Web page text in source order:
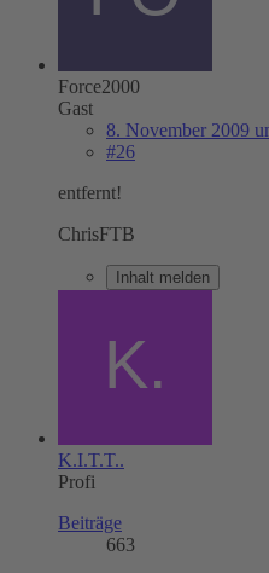
Force2000
Gast
8. November 2009
#26
entfernt!
ChrisFTB
Inhalt melden
K.I.T.T..
Profi
Beiträge
663